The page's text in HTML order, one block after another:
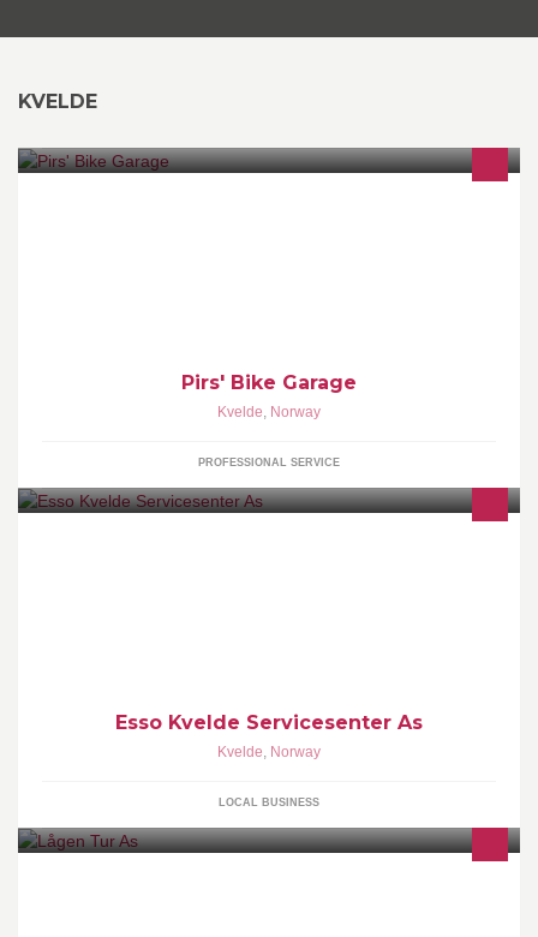
KVELDE
Pirs' Bike Garage
Kvelde, Norway
PROFESSIONAL SERVICE
Esso Kvelde Servicesenter As
Kvelde, Norway
LOCAL BUSINESS